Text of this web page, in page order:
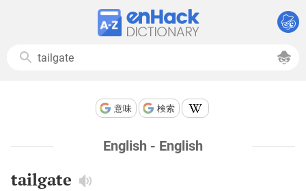
意味 検索
English - English
tailgate